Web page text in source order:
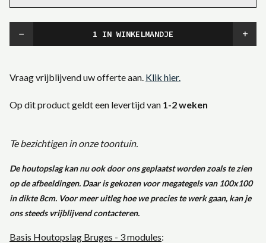
− +
Vraag vrijblijvend uw offerte aan. Klik hier.
Op dit product geldt een levertijd van 1-2 weken
Te bezichtigen in onze toontuin.
De houtopslag kan nu ook door ons geplaatst worden zoals te zien
op de afbeeldingen. Daar is gekozen voor megategels van 100x100
in dikte 8cm. Voor meer uitleg hoe we precies te werk gaan, kan je
ons steeds vrijblijvend contacteren.
Basis Houtopslag Bruges - 3modules: